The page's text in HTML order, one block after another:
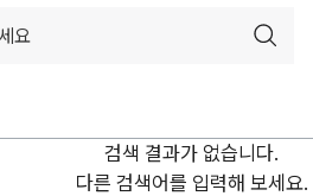
검색 결과가 없습니다.
다른 검색어를 입력해 보세요.